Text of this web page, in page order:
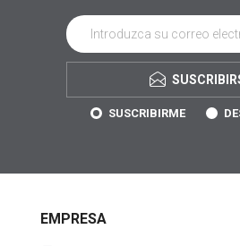
SUSCRIBIRME
EMPRESA